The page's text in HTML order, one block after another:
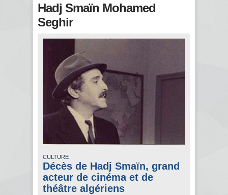
Hadj Smaïn Mohamed
Seghir
CULTURE
Décès de Hadj Smaïn, grand
acteur de cinéma et de
théâtre algériens